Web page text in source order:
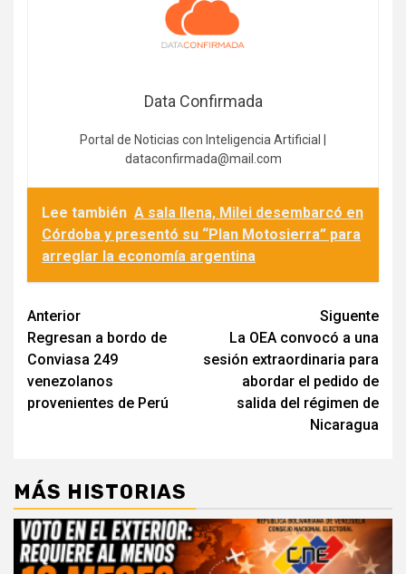
Data Confirmada
Portal de Noticias con Inteligencia Artificial |
dataconfirmada@mail.com
Lee también A sala llena, Milei desembarcó en
Córdoba y presentó su “Plan Motosierra” para
arreglar la economía argentina
Navegación
de
entradas
Anterior
Regresan a bordo de
Conviasa 249
venezolanos
provenientes de Perú
Siguente
La OEA convocó a una
sesión extraordinaria para
abordar el pedido de
salida del régimen de
Nicaragua
MÁS HISTORIAS